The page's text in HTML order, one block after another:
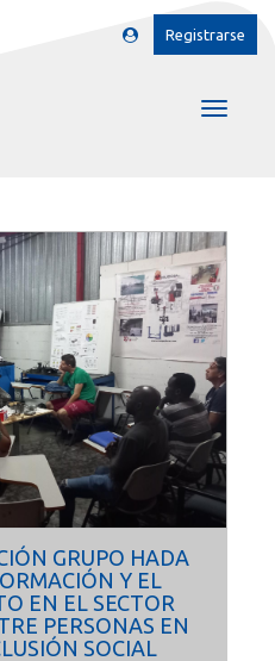
Registrarse
GRUPO HADA
Y EL
EN EL SECTOR
PERSONAS EN
SOCIAL